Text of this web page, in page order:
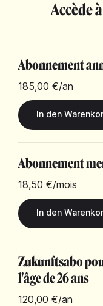
Accède
Abonnement
185,00 €/an
Abonnement
18,50 €/mois
Zukunftsabo
l'âge de 26 ans
120,00 €/an